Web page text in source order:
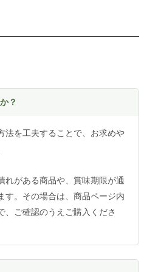
？
法を工夫することで、お求めや
れがある商品や、賞味期限が通
す。その場合は、商品ページ内
、ご確認のうえご購入くださ